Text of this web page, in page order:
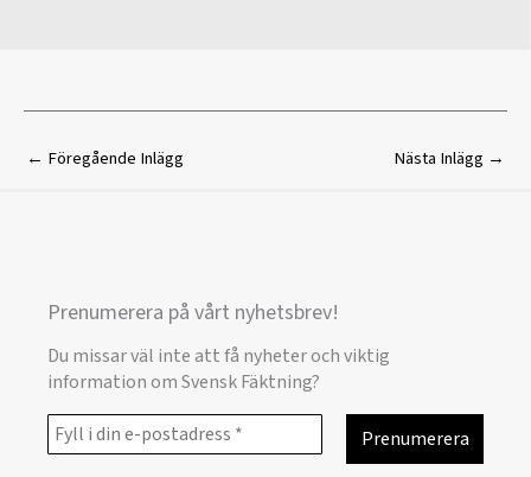
← Föregående Inlägg Nästa Inlägg →
Prenumerera på vårt nyhetsbrev!
Du missar väl inte att få nyheter och viktig
information om Svensk Fäktning?